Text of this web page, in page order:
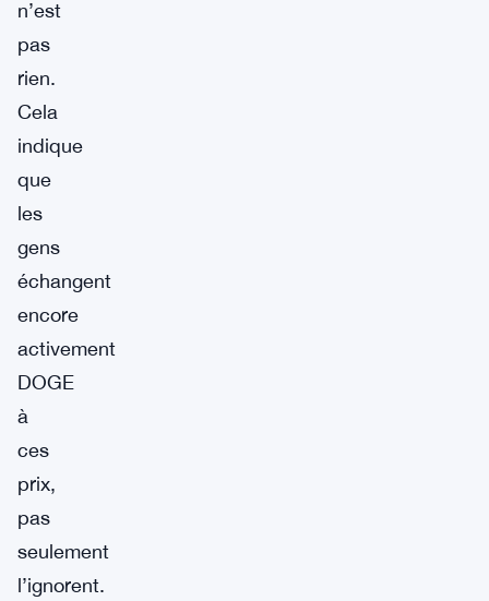
n’est
pas
rien.
Cela
indique
que
les
gens
échangent
encore
activement
DOGE
à
ces
prix,
pas
seulement
l’ignorent.